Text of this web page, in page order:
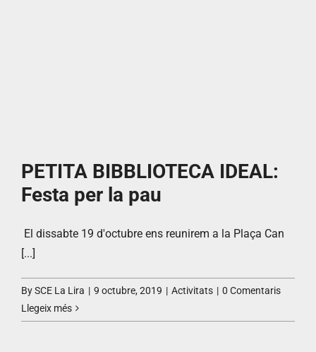
PETITA BIBBLIOTECA IDEAL:
Festa per la pau
El dissabte 19 d'octubre ens reunirem a la Plaça Can
[...]
BySCE La Lira | 9 octubre, 2019 | Activitats | 0 Comentaris
Llegeix més